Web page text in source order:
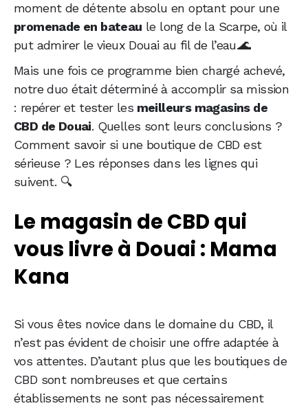
moment de détente absolu en optant pour une
promenade en bateau le long de la Scarpe, où il
put admirer le vieux Douai au fil de l’eau.🌊
Mais une fois ce programme bien chargé achevé,
notre duo était déterminé à accomplir sa mission
: repérer et tester les meilleurs magasins de
CBD de Douai. Quelles sont leurs conclusions ?
Comment savoir si une boutique de CBD est
sérieuse ? Les réponses dans les lignes qui
suivent. 🔍
Le magasin de CBD qui
vous livre à Douai : Mama
Kana
Si vous êtes novice dans le domaine du CBD, il
n’est pas évident de choisir une offre adaptée à
vos attentes. D’autant plus que les boutiques de
CBD sont nombreuses et que certains
établissements ne sont pas nécessairement